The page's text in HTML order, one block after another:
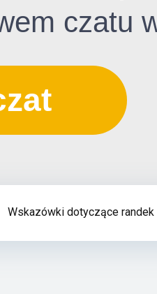
czatu
Wskazówki dotyczące randek